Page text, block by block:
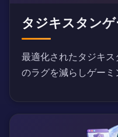
タジキスタン
最適化されたタジキ
のラグを減らしゲーミ